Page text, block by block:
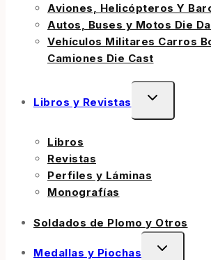
Aviones, Helicópteros Y
Autos, Buses y Motos Die
Vehículos Militares Carros
Camiones Die Cast
Libros y Revistas
Libros
Revistas
Perfiles y Láminas
Monografías
Soldados de Plomo y Otros
Medallas y Piochas